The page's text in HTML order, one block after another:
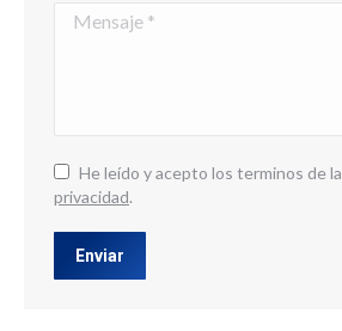
Mensaje *
He leído y acepto los terminos de la
privacidad.
Enviar